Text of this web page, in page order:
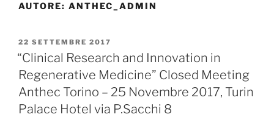
AUTORE: ANTHEC_ADMIN
PUBBLICATO
IL
22 SETTEMBRE 2017
“Clinical Research and Innovation in
Regenerative Medicine” Closed Meeting
Anthec Torino – 25 Novembre 2017, Turin
Palace Hotel via P.Sacchi 8